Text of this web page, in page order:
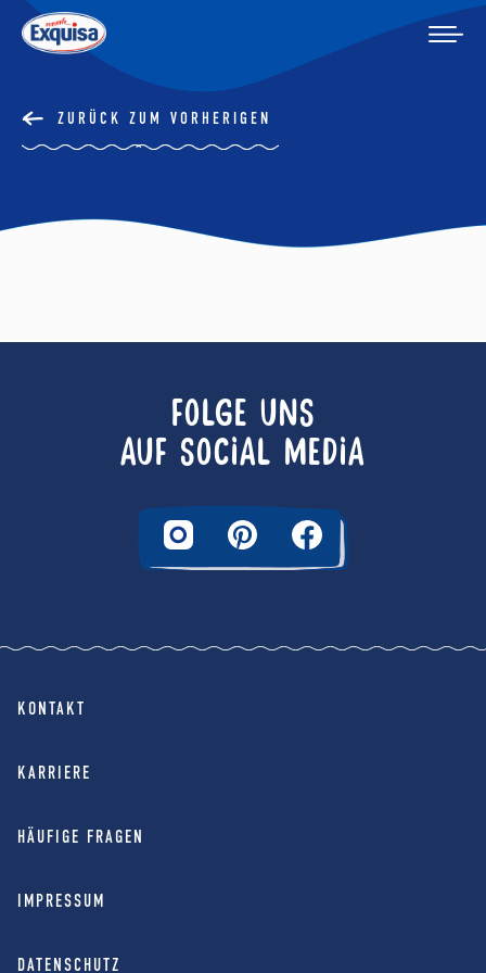
ZURÜCK ZUM VORHERIGEN
FOLGE UNS
AUF SOCIAL MEDIA
KONTAKT
KARRIERE
HÄUFIGE FRAGEN
IMPRESSUM
DATENSCHUTZ